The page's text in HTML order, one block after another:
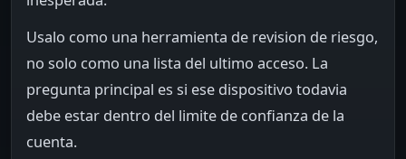
Usalo como una herramienta de revision de riesgo,
no solo como una lista del ultimo acceso. La
pregunta principal es si ese dispositivo todavia
debe estar dentro del limite de confianza de la
cuenta.